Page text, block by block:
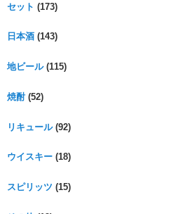
セット (173)
日本酒 (143)
地ビール(115)
焼酎(52)
リキュール(92)
ウイスキー (18)
スピリッツ (15)